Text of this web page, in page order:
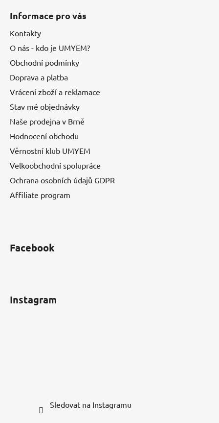
Informace pro vás
Kontakty
O nás - kdo je UMYEM?
Obchodní podmínky
Doprava a platba
Vrácení zboží a reklamace
Stav mé objednávky
Naše prodejna v Brně
Hodnocení obchodu
Věrnostní klub UMYEM
Velkoobchodní spolupráce
Ochrana osobních údajů GDPR
Affiliate program
Facebook
Instagram
Sledovat na Instagramu